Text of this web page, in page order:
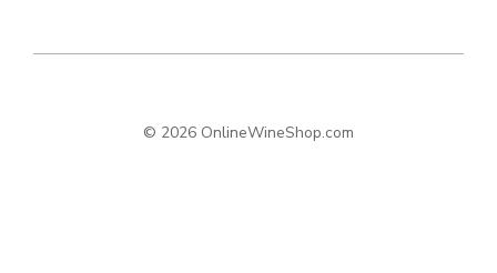
© 2026 OnlineWineShop.com